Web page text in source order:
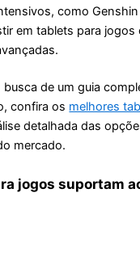
como
em tablets para jogos
busca de um guia
confira os melhores
detalhada das
mercado.
jogos suportam